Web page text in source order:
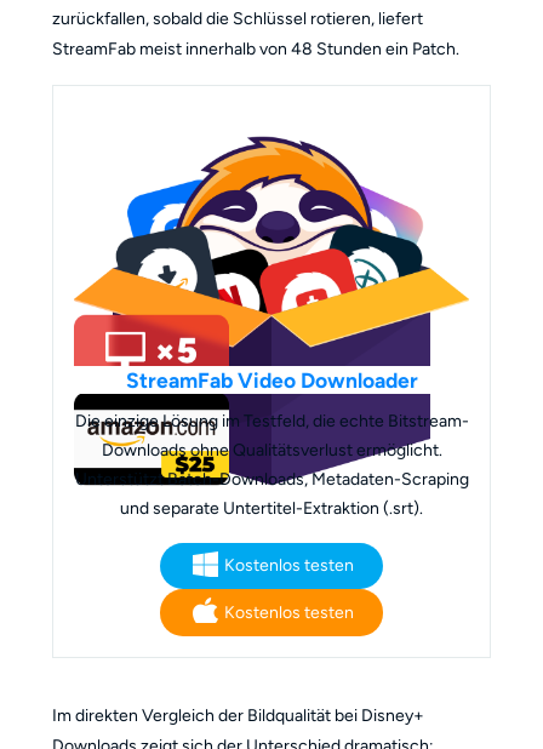
zurückfallen, sobald die Schlüssel rotieren, liefert
StreamFab meist innerhalb von 48 Stunden ein Patch.
StreamFab Video Downloader
Die einzige Lösung im Testfeld, die echte Bitstream-
Downloads ohne Qualitätsverlust ermöglicht.
Unterstützt Batch-Downloads, Metadaten-Scraping
und separate Untertitel-Extraktion (.srt).
Kostenlos testen
Kostenlos testen
Im direkten Vergleich der Bildqualität bei Disney+